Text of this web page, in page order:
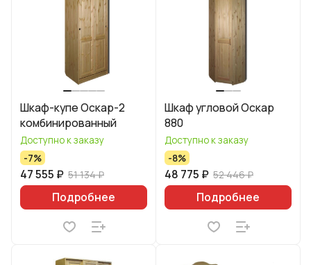
Шкаф-купе Оскар-2
комбинированный
Доступно к заказу
-7%
47 555 ₽ 51 134 ₽
Подробнее
Шкаф угловой Оскар
880
Доступно к заказу
-8%
48 775 ₽ 52 446 ₽
Подробнее